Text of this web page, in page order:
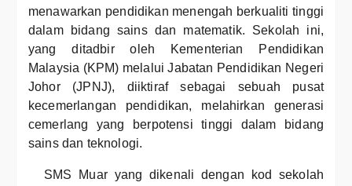
menawarkan pendidikan menengah berkualiti tinggi
dalam bidang sains dan matematik. Sekolah ini,
yang ditadbir oleh Kementerian Pendidikan
Malaysia (KPM) melalui Jabatan Pendidikan Negeri
Johor (JPNJ), diiktiraf sebagai sebuah pusat
kecemerlangan pendidikan, melahirkan generasi
cemerlang yang berpotensi tinggi dalam bidang
sains dan teknologi.
SMS Muar yang dikenali dengan kod sekolah